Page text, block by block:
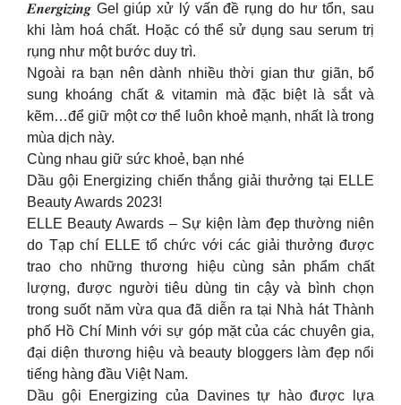
𝑬𝒏𝒆𝒓𝒈𝒊𝒛𝒊𝒏𝒈 Gel giúp xử lý vấn đề rụng do hư tổn, sau
khi làm hoá chất. Hoặc có thể sử dụng sau serum trị
rụng như một bước duy trì.
Ngoài ra bạn nên dành nhiều thời gian thư giãn, bổ
sung khoáng chất & vitamin mà đặc biệt là sắt và
kẽm…để giữ một cơ thể luôn khoẻ mạnh, nhất là trong
mùa dịch này.
Cùng nhau giữ sức khoẻ, bạn nhé
Dầu gội Energizing chiến thắng giải thưởng tại ELLE
Beauty Awards 2023!
ELLE Beauty Awards – Sự kiện làm đẹp thường niên
do Tạp chí ELLE tổ chức với các giải thưởng được
trao cho những thương hiệu cùng sản phẩm chất
lượng, được người tiêu dùng tin cậy và bình chọn
trong suốt năm vừa qua đã diễn ra tại Nhà hát Thành
phố Hồ Chí Minh với sự góp mặt của các chuyên gia,
đại diện thương hiệu và beauty bloggers làm đẹp nổi
tiếng hàng đầu Việt Nam.
Dầu gội Energizing của Davines tự hào được lựa